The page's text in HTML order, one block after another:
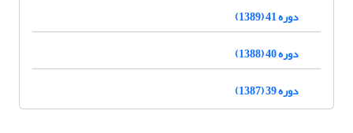
دوره 41 (1389)
دوره 40 (1388)
دوره 39 (1387)